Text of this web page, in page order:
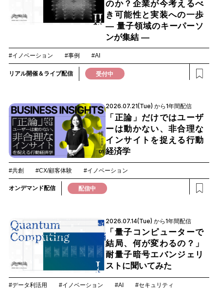
のか？企業が今考えるべ
き可能性と実装への一歩
― 量子領域のキーパーソ
ンが集結 ―
#イノベーション #事例 #AI
リアル開催＆ライブ配信 受付中
2026.07.21(Tue) から1年間配信
「正論」だけではユーザ
ーは動かない、非合理な
インサイトを捉える行動
経済学
#共創 #CX/顧客体験 #イノベーション
オンデマンド配信 配信中
2026.07.14(Tue) から1年間配信
「量子コンピューターで
結局、何が変わるの？」
耐量子暗号エバンジェリ
ストに聞いてみた
#データ利活用 #イノベーション #AI #セキュリティ